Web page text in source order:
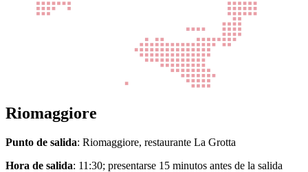
Riomaggiore
Punto de salida: Riomaggiore, restaurante La Grotta
Hora de salida: 11:30; presentarse 15 minutos antes de la salida